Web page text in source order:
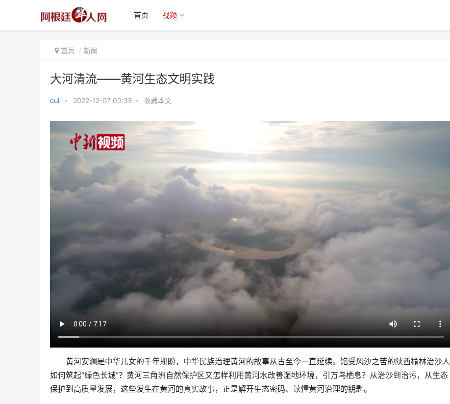
首页 视频
首页 新闻
大河清流——黄河生态文明实践
cui • 2022-12-07 00:35 • 收藏本文
黄河安澜是中华儿女的千年期盼，中华民族治理黄河的故事从古至今一直延续。饱受风沙之苦的陕西榆林治沙人
如何筑起“绿色长城”？黄河三角洲自然保护区又怎样利用黄河水改善湿地环境，引万鸟栖息？从治沙到治污，从生态
保护到高质量发展，这些发生在黄河的真实故事，正是解开生态密码、读懂黄河治理的钥匙。